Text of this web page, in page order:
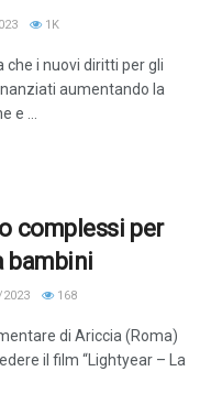
1K
che i nuovi diritti per gli
aumentando la
e ...
complessi per
bambini
168
di Ariccia (Roma)
il film “Lightyear – La